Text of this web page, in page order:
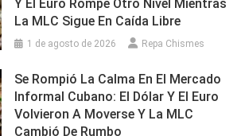
Y El Euro Rompe Otro Nivel Mientras
La MLC Sigue En Caída Libre
1 de agosto de 2026 Repa Chismes
Se Rompió La Calma En El Mercado
Informal Cubano: El Dólar Y El Euro
Volvieron A Moverse Y La MLC
Cambió De Rumbo